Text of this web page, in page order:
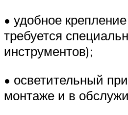
• удобное
требуется
инструментов);
• осветительный
монтаже и в